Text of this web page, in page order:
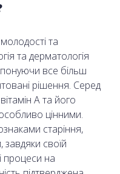
та
та дерматологія
все більш
рішення. Серед
А та його
особливо цінними.
старіння,
своїй
процеси на